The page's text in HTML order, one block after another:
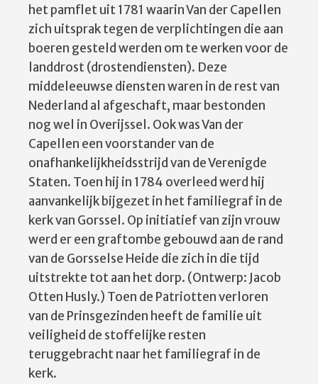
het pamflet uit 1781 waarin Van der Capellen
zich uitsprak tegen de verplichtingen die aan
boeren gesteld werden om te werken voor de
landdrost (drostendiensten). Deze
middeleeuwse diensten waren in de rest van
Nederland al afgeschaft, maar bestonden
nog wel in Overijssel. Ook was Van der
Capellen een voorstander van de
onafhankelijkheidsstrijd van de Verenigde
Staten. Toen hij in 1784 overleed werd hij
aanvankelijk bijgezet in het familiegraf in de
kerk van Gorssel. Op initiatief van zijn vrouw
werd er een graftombe gebouwd aan de rand
van de Gorsselse Heide die zich in die tijd
uitstrekte tot aan het dorp. (Ontwerp: Jacob
Otten Husly.) Toen de Patriotten verloren
van de Prinsgezinden heeft de familie uit
veiligheid de stoffelijke resten
teruggebracht naar het familiegraf in de
kerk.